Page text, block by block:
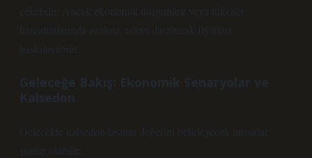
çekebilir. Ancak ekonomik durgunluk veya tüketici
harcamalarında azalma, talebi daraltarak fiyatları
baskılayabilir.
Geleceğe Bakış: Ekonomik Senaryolar ve
Kalsedon
Gelecekte kalsedon taşının değerini belirleyecek unsurlar
şunlar olabilir: